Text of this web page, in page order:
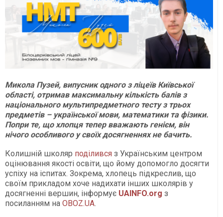
Микола Пузей, випусник одного з ліцеїв Київської
області, отримав максимальну кількість балів з
національного мультипредметного тесту з трьох
предметів – української мови, математики та фізики.
Попри те, що хлопця тепер вважають генієм, він
нічого особливого у своїх досягненнях не бачить.
Колишній школяр поділився з Українським центром
оцінювання якості освіти, що йому допомогло досягти
успіху на іспитах. Зокрема, хлопець підкреслив, що
своїм прикладом хоче надихати інших школярів у
досягненні вершин, інформує UAINFO.org з
посиланням на OBOZ.UA.